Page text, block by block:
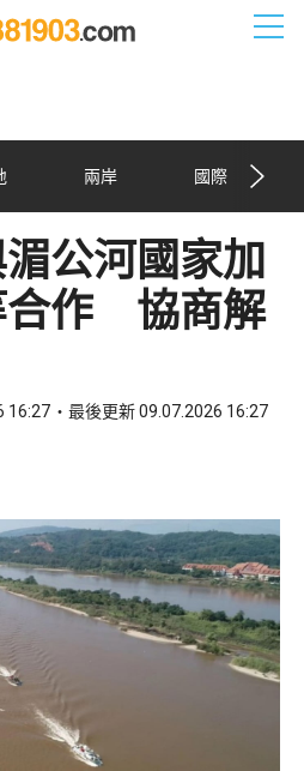
兩岸 國際
公河國家加
合作 協商解
16:27 最後更新 09.07.2026 16:27